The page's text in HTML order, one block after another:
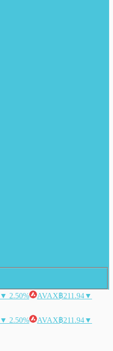
▼ 2.50% AVAX฿211.94▼
▼ 2.50% AVAX฿211.94▼